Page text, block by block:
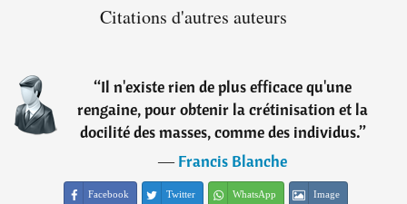
Citations d'autres auteurs
“Il n'existe rien de plus efficace qu'une
rengaine, pour obtenir la crétinisation et la
docilité des masses, comme des individus.”
―Francis Blanche
Facebook Twitter WhatsApp Image